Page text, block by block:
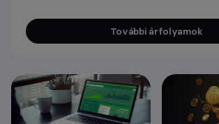
További árfolyamok